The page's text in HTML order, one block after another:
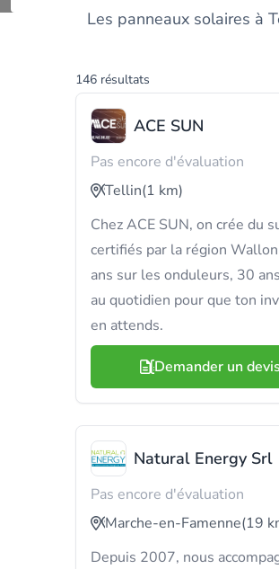
Les panneaux solaires à
146 résultats
ACE SUN
Pas encore d'évaluation
Tellin(1 km)
Chez ACE SUN, on crée du
certifiés par la région
ans sur les onduleurs, 30
au quotidien pour que ton
en attends.
Demander un devis
Natural Energy Srl
Pas encore d'évaluation
Marche-en-Famenne(19
Depuis 2007, nous